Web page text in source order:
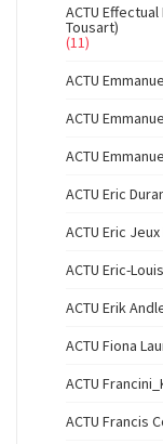
ACTU
Tousart)
(11)
ACTU
ACTU
ACTU
ACTU Eric
ACTU Eric Jeux
ACTU Eric-
ACTU Erik
ACTU Fiona
ACTU
ACTU Francis